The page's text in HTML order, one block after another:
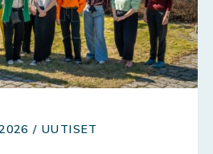
/ UUTISET